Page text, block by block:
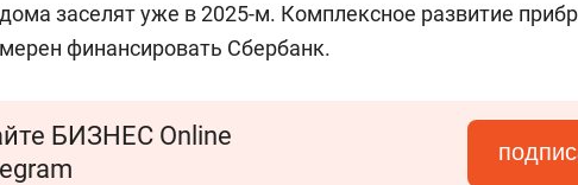
заселят уже в 2025-м. Комплексное развитие
финансировать Сбербанк.
БИЗНЕС Online